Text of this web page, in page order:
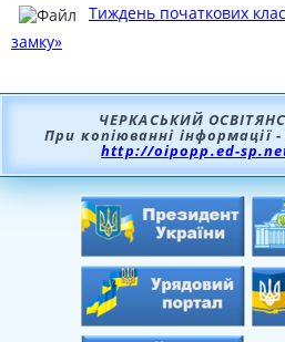
Тиждень початкових
замку»
ЧЕРКАСЬКИЙ
При копіюванні інформації
http://oipopp.ed-